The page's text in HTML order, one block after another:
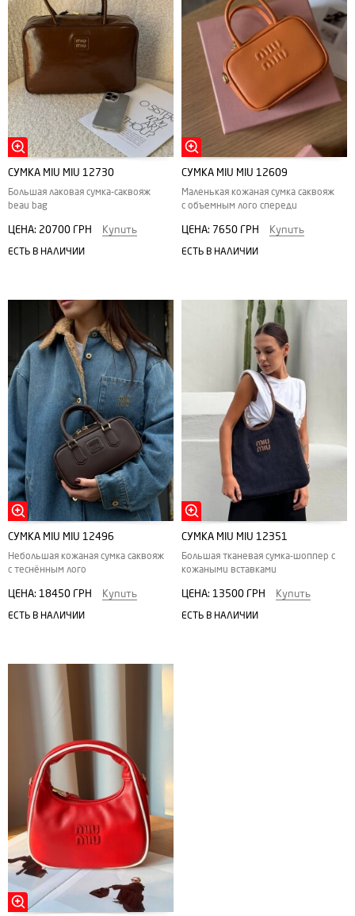
СУМКА MIU MIU 12730
Большая лаковая сумка-саквояж
beau bag
ЦЕНА: 20700 ГРН Купить
ЕСТЬ В НАЛИЧИИ
СУМКА MIU MIU 12609
Маленькая кожаная сумка саквояж
с объемным лого спереди
ЦЕНА: 7650 ГРН Купить
ЕСТЬ В НАЛИЧИИ
СУМКА MIU MIU 12496
Небольшая кожаная сумка саквояж
с теснённым лого
ЦЕНА: 18450 ГРН Купить
ЕСТЬ В НАЛИЧИИ
СУМКА MIU MIU 12351
Большая тканевая сумка-шоппер с
кожаными вставками
ЦЕНА: 13500 ГРН Купить
ЕСТЬ В НАЛИЧИИ